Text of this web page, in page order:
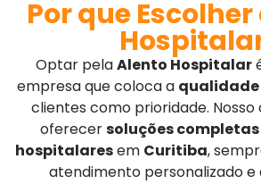
Por que
Optar pelaAlento Hospitalar
empresa que coloca a qualidade
clientes como prioridade.
oferecersoluções
hospitalaresem Curitiba,
atendimento personalizado e